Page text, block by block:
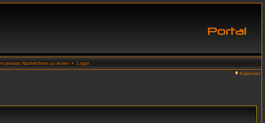
private Nachrichten zu lesen • Login
Kalender